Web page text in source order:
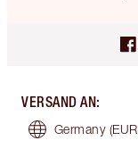
VERSAND AN:
Germany